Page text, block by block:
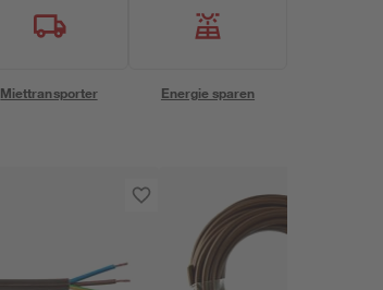
Miettransporter Energie sparen